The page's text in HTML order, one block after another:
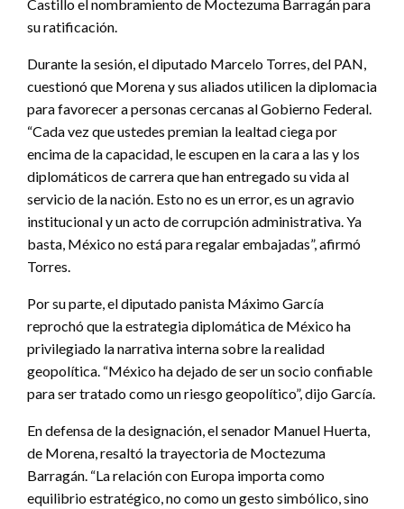
Castillo el nombramiento de Moctezuma Barragán para
su ratificación.
Durante la sesión, el diputado Marcelo Torres, del PAN,
cuestionó que Morena y sus aliados utilicen la diplomacia
para favorecer a personas cercanas al Gobierno Federal.
“Cada vez que ustedes premian la lealtad ciega por
encima de la capacidad, le escupen en la cara a las y los
diplomáticos de carrera que han entregado su vida al
servicio de la nación. Esto no es un error, es un agravio
institucional y un acto de corrupción administrativa. Ya
basta, México no está para regalar embajadas”, afirmó
Torres.
Por su parte, el diputado panista Máximo García
reprochó que la estrategia diplomática de México ha
privilegiado la narrativa interna sobre la realidad
geopolítica. “México ha dejado de ser un socio confiable
para ser tratado como un riesgo geopolítico”, dijo García.
En defensa de la designación, el senador Manuel Huerta,
de Morena, resaltó la trayectoria de Moctezuma
Barragán. “La relación con Europa importa como
equilibrio estratégico, no como un gesto simbólico, sino